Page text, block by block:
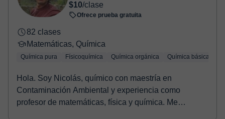
$10/clase
Ofrece prueba gratuita
82 clases
Matemáticas, Química
Química pura Físicoquímica Química orgánica Química básica
Hola. Soy Nicolás, químico con maestría en
Contaminación Ambiental y experiencia como
profesor de matemáticas, física y química. Me